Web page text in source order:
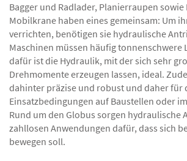
Bagger und Radlader, Planierraupen sowie
Mobilkrane haben eines gemeinsam: Um
verrichten, benötigen sie hydraulische
Maschinen müssen häufig tonnenschwere
dafür ist die Hydraulik, mit der sich sehr
Drehmomente erzeugen lassen, ideal.
dahinter präzise und robust und daher für
Einsatzbedingungen auf Baustellen oder
Rund um den Globus sorgen hydraulische
zahllosen Anwendungen dafür, dass sich
bewegen soll.